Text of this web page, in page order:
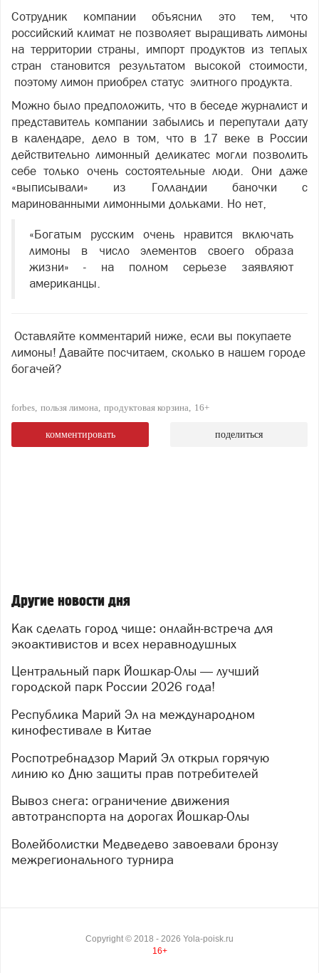
Сотрудник компании объяснил это тем, что
российский климат не позволяет выращивать лимоны
на территории страны, импорт продуктов из теплых
стран становится результатом высокой стоимости,
поэтому лимон приобрел статус элитного продукта.
Можно было предположить, что в беседе журналист и
представитель компании забылись и перепутали дату
в календаре, дело в том, что в 17 веке в России
действительно лимонный деликатес могли позволить
себе только очень состоятельные люди. Они даже
«выписывали» из Голландии баночки с
маринованными лимонными дольками. Но нет,
«Богатым русским очень нравится включать
лимоны в число элементов своего образа
жизни» - на полном серьезе заявляют
американцы.
Оставляйте комментарий ниже, если вы покупаете
лимоны! Давайте посчитаем, сколько в нашем городе
богачей?
forbes пользя лимона продуктовая корзина 16+
комментировать поделиться
Другие новости дня
Как сделать город чище: онлайн-встреча для
экоактивистов и всех неравнодушных
Центральный парк Йошкар-Олы — лучший
городской парк России 2026 года!
Республика Марий Эл на международном
кинофестивале в Китае
Роспотребнадзор Марий Эл открыл горячую
линию ко Дню защиты прав потребителей
Вывоз снега: ограничение движения
автотранспорта на дорогах Йошкар-Олы
Волейболистки Медведево завоевали бронзу
межрегионального турнира
Copyright © 2018 - 2026 Yola-poisk.ru
16+